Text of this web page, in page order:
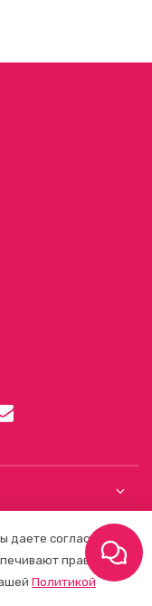
даете согласие на
правильную
Политикой